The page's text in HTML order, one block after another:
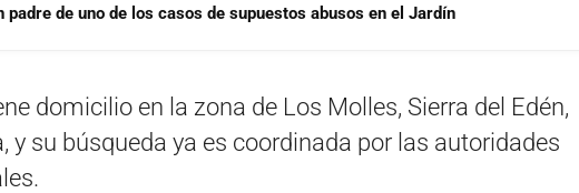
padre de uno de los casos de supuestos abusos en el Jardín
domicilio en la zona de Los Molles, Sierra del Edén,
y su búsqueda ya es coordinada por las autoridades